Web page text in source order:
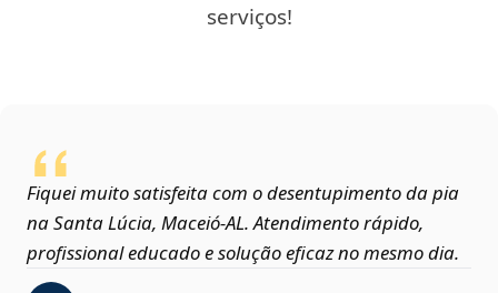
serviços!
Fiquei muito satisfeita com o desentupimento da pia
na Santa Lúcia, Maceió‑AL. Atendimento rápido,
profissional educado e solução eficaz no mesmo dia.